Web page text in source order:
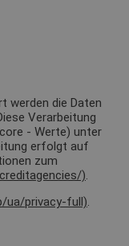
werden die Daten
Verarbeitung
- Werte) unter
erfolgt auf
zum
).
ua/privacy-full).